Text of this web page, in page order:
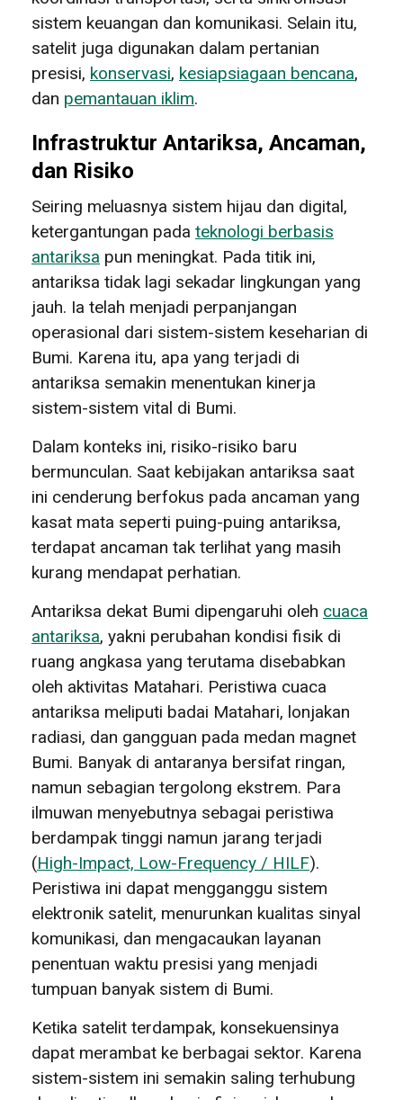
sistem keuangan dan komunikasi. Selain itu,
satelit juga digunakan dalam pertanian
presisi, konservasi, kesiapsiagaan bencana,
dan pemantauan iklim.
Infrastruktur Antariksa, Ancaman,
dan Risiko
Seiring meluasnya sistem hijau dan digital,
ketergantungan pada teknologi berbasis
antariksa pun meningkat. Pada titik ini,
antariksa tidak lagi sekadar lingkungan yang
jauh. Ia telah menjadi perpanjangan
operasional dari sistem-sistem keseharian di
Bumi. Karena itu, apa yang terjadi di
antariksa semakin menentukan kinerja
sistem-sistem vital di Bumi.
Dalam konteks ini, risiko-risiko baru
bermunculan. Saat kebijakan antariksa saat
ini cenderung berfokus pada ancaman yang
kasat mata seperti puing-puing antariksa,
terdapat ancaman tak terlihat yang masih
kurang mendapat perhatian.
Antariksa dekat Bumi dipengaruhi oleh cuaca
antariksa, yakni perubahan kondisi fisik di
ruang angkasa yang terutama disebabkan
oleh aktivitas Matahari. Peristiwa cuaca
antariksa meliputi badai Matahari, lonjakan
radiasi, dan gangguan pada medan magnet
Bumi. Banyak di antaranya bersifat ringan,
namun sebagian tergolong ekstrem. Para
ilmuwan menyebutnya sebagai peristiwa
berdampak tinggi namun jarang terjadi
(High-Impact, Low-Frequency / HILF).
Peristiwa ini dapat mengganggu sistem
elektronik satelit, menurunkan kualitas sinyal
komunikasi, dan mengacaukan layanan
penentuan waktu presisi yang menjadi
tumpuan banyak sistem di Bumi.
Ketika satelit terdampak, konsekuensinya
dapat merambat ke berbagai sektor. Karena
sistem-sistem ini semakin saling terhubung